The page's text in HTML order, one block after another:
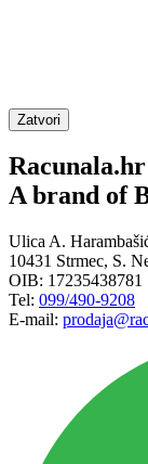
Zatvori
Racunala.hr
A brand of
Ulica A.
10431 Strmec, S.
OIB: 17235438781
Tel: 099/490-9208
E-mail: